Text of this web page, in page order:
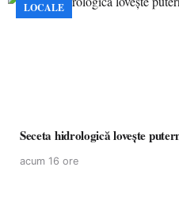
LOCALE
Seceta hidrologică lovește
acum 16 ore